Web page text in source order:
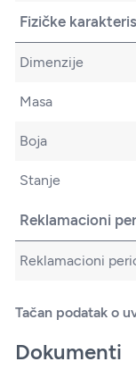
Fizičke
Dimenzije
Masa
Boja
Stanje
Reklamacioni
Reklamacioni
Tačan podatak o
Dokumenti